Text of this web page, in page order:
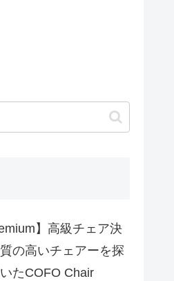
】高級チェア決
の高いチェアーを探
たCOFO Chair